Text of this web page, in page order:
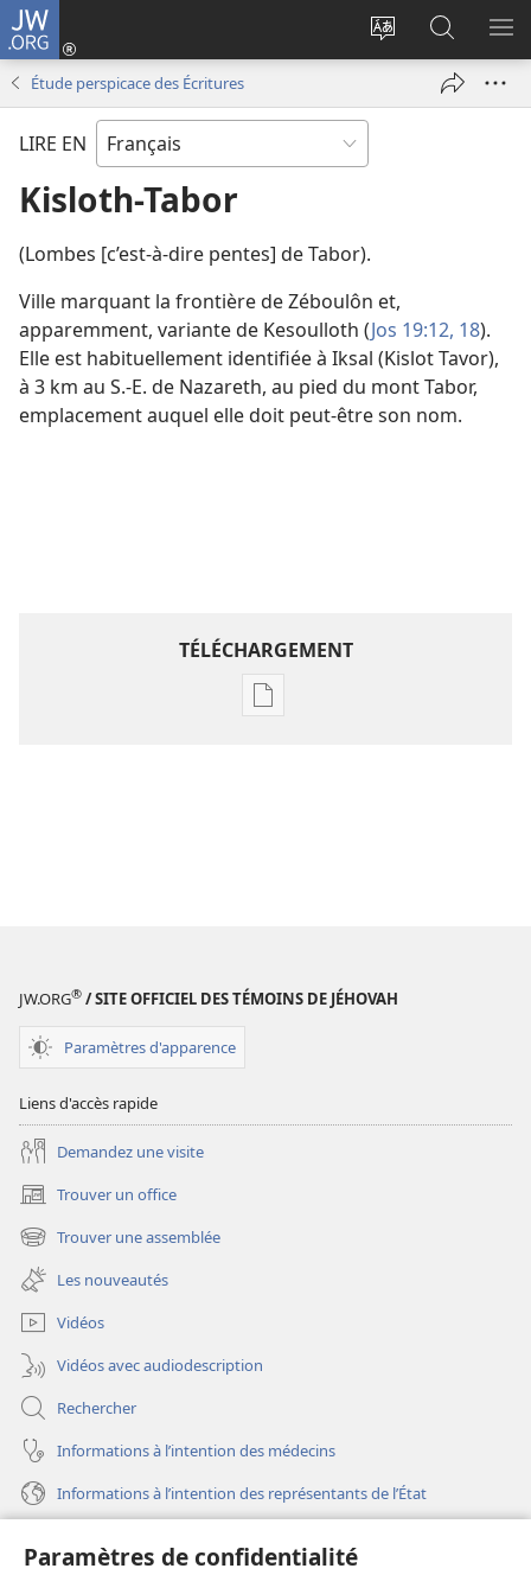
Paramètres de confidentialité
JW.ORG
Changer
langue
Se
connecter
nouvelle
sur
JW.ORG
Étude perspicace des Écritures
LIRE EN
Kisloth-Tabor
(Lombes [c’est-à-dire pentes] de Tabor).
Ville marquant la frontière de Zéboulôn et,
apparemment, variante de Kesoulloth (Jos 19:12, 18).
Elle est habituellement identifiée à Iksal (Kislot Tavor),
à 3 km au S.-E. de Nazareth, au pied du mont Tabor,
emplacement auquel elle doit peut-être son nom.
TÉLÉCHARGEMENT
Options
JW.ORG® / SITE OFFICIEL DES TÉMOINS DE JÉHOVAH
Paramètres d'apparence
Liens d'accès rapide
Demandez une visite
Trouver un office
(ouvre
une
nouvelle
fenêtre)
Trouver une assemblée
(ouvre
une
nouvelle
fenêtre)
Les nouveautés
Vidéos
Vidéos avec audiodescription
Rechercher
Informations à l’intention des médecins
Informations à l’intention des représentants de l’État